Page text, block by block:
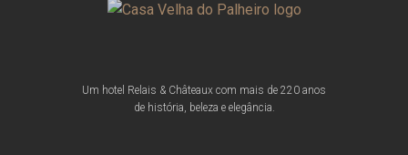
Um hotel Relais & Châteaux com mais de 220 anos
de história, beleza e elegância.